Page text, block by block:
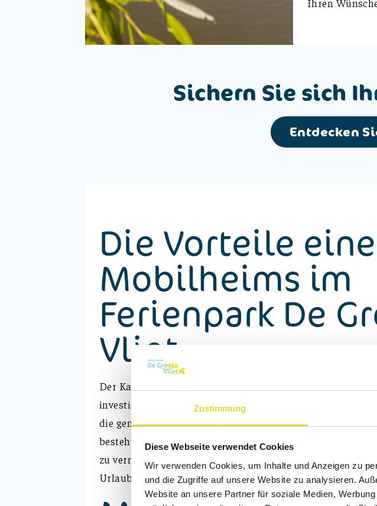
Zustimmung
Diese Webseite verwendet Cookies
Wir verwenden Cookies, um Inhalte und Anzeigen zu
und die Zugriffe auf unsere Website zu analysieren.
Website an unsere Partner für soziale Medien,
Sichern Sie sich
Entdecken
Die Vorteile
Mobilheims im
Ferienpark De
Vliet
Der Kauf eines Mobilheims bedeutet mehr als nur eine
investieren in einen Ort, an dem Sie die Ruhe der Natur, die
die gemütlicheAtmosphäre Westfrieslands
besteht, je nach Unterkunft und nach Absprache, die
zu vermieten, wenn Sie es selbst nicht nutzen. So verbinden
Urlaubsfreude mit einer zusätzlichen